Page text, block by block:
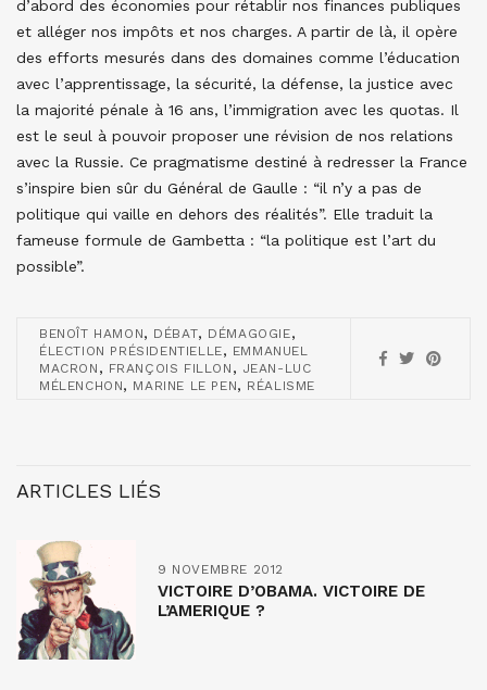
d’abord des économies pour rétablir nos finances publiques
et alléger nos impôts et nos charges. A partir de là, il opère
des efforts mesurés dans des domaines comme l’éducation
avec l’apprentissage, la sécurité, la défense, la justice avec
la majorité pénale à 16 ans, l’immigration avec les quotas. Il
est le seul à pouvoir proposer une révision de nos relations
avec la Russie. Ce pragmatisme destiné à redresser la France
s’inspire bien sûr du Général de Gaulle : “il n’y a pas de
politique qui vaille en dehors des réalités”. Elle traduit la
fameuse formule de Gambetta : “la politique est l’art du
possible”.
BENOÎT HAMON, DÉBAT, DÉMAGOGIE,
ÉLECTION PRÉSIDENTIELLE, EMMANUEL
MACRON , FRANÇOIS FILLON , JEAN-LUC
MÉLENCHON, MARINE LE PEN, RÉALISME
ARTICLES LIÉS
9 NOVEMBRE 2012
VICTOIRE D’OBAMA. VICTOIRE DE
L’AMERIQUE ?